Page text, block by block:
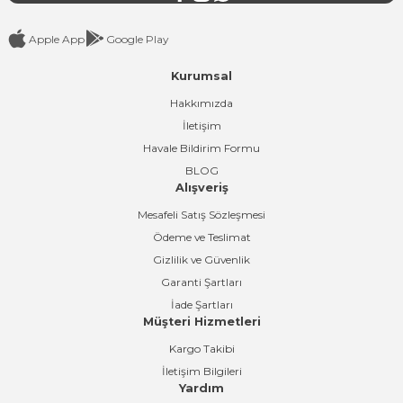
Apple App Google Play
Kurumsal
Hakkımızda
İletişim
Havale Bildirim Formu
BLOG
Alışveriş
Mesafeli Satış Sözleşmesi
Ödeme ve Teslimat
Gizlilik ve Güvenlik
Garanti Şartları
İade Şartları
Müşteri Hizmetleri
Kargo Takibi
İletişim Bilgileri
Yardım